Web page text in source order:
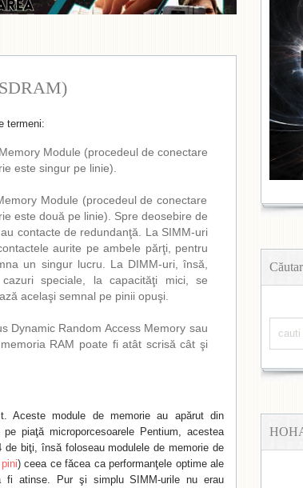
termeni:
Module (procedeul de conectare
este singur pe linie).
Module (procedeul de conectare
este două pe linie). Spre deosebire de
contacte de redundanţă. La SIMM-uri
aurite pe ambele părţi, pentru
un singur lucru. La DIMM-uri, însă,
speciale, la capacităţi mici, se
acelaşi semnal pe pinii opuşi.
Dynamic Random Access Memory sau
RAM poate fi atât scrisă cât şi
Aceste module de memorie au apărut din
piaţă microporcesoarele Pentium, acestea
de biţi, însă foloseau modulele de memorie de
) ceea ce făcea ca performanţele optime ale
fi atinse. Pur şi simplu SIMM-urile nu erau